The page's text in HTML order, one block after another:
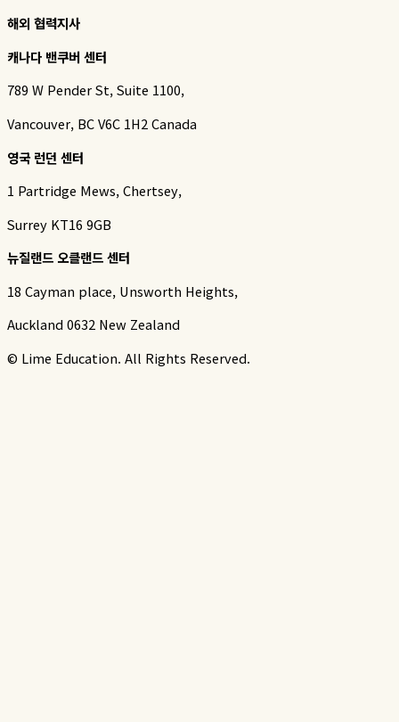
해외 협력지사
캐나다 밴쿠버 센터
789 W Pender St, Suite 1100,
Vancouver, BC V6C 1H2 Canada
영국 런던 센터
1 Partridge Mews, Chertsey,
Surrey KT16 9GB
뉴질랜드 오클랜드 센터
18 Cayman place, Unsworth Heights,
Auckland 0632 New Zealand
© Lime Education. All Rights Reserved.